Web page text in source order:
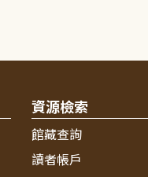
資源檢索
館藏查詢
讀者帳戶